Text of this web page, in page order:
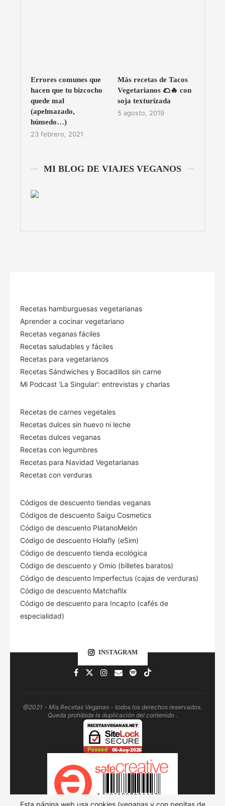
Errores comunes que
hacen que tu bizcocho
quede mal
(apelmazado,
húmedo…)
23 febrero, 2021
Más recetas de Tacos
Vegetarianos 🌮🔥 con
soja texturizada
5 agosto, 2019
MI BLOG DE VIAJES VEGANOS
Recetas hamburguesas vegetarianas
Aprender a cocinar vegetariano
Recetas veganas fáciles
Recetas saludables y fáciles
Recetas para vegetarianos
Recetas Sándwiches y Bocadillos sin carne
Mi Podcast ‘La Singular’: entrevistas y charlas
Recetas de carnes vegetales
Recetas dulces sin huevo ni leche
Recetas dulces veganas
Recetas con legumbres
Recetas para Navidad Vegetarianas
Recetas con verduras
Códigos de descuento tiendas veganas
Códigos de descuento Saigu Cosmetics
Código de descuento PlatanoMelón
Código de descuento Holafly (eSim)
Código de descuento tienda ecológica
Código de descuento y Omio (billetes baratos)
Código de descuento Imperfectus (cajas de verduras)
Código de descuento Matchaflix
Código de descuento para Incapto (cafés de
especialidad)
INSTAGRAM
@2021 - Mis Recetas Veganas - todos los derechos reservados.
Queda prohibida la duplicación del contenido .
Esta página web usa cookies (veganas y con pepitas de